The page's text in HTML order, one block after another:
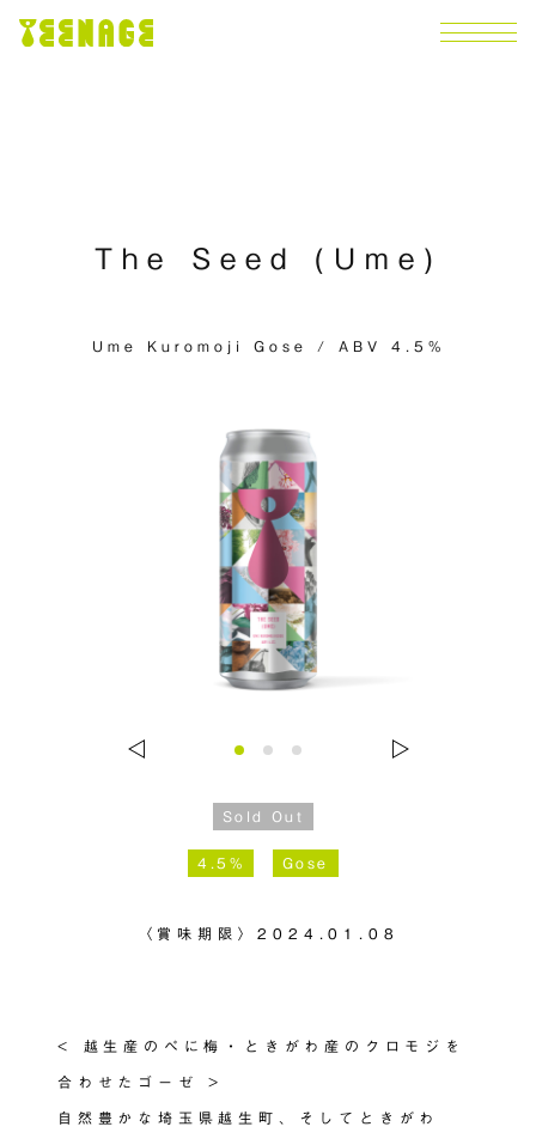
The Seed (Ume)
Ume Kuromoji Gose / ABV 4.5%
Sold Out
4.5% Gose
〈賞味期限〉2024.01.08
< 越生産のべに梅・ときがわ産のクロモジを
合わせたゴーゼ >
自然豊かな埼玉県越生町、そしてときがわ